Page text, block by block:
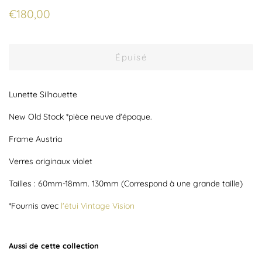
Prix
€180,00
Épuisé
Lunette Silhouette
New Old Stock *pièce neuve d'époque.
Frame Austria
Verres originaux violet
Tailles : 60mm-18mm. 130mm (Correspond à une grande taille)
*Fournis avec l'étui Vintage Vision
Aussi de cette collection